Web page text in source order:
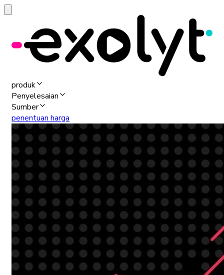
produk
Penyelesaian
Sumber
penentuan harga